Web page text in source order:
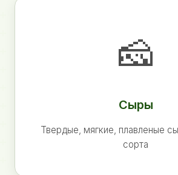
🧀
Сыры
Твердые, мягкие, плавленые
сорта